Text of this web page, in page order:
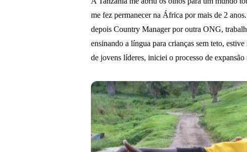
me fez permanecer na África por mais de 2
depois Country Manager por outra ONG,
ensinando a língua para crianças sem teto,
de jovens líderes, iniciei o processo de